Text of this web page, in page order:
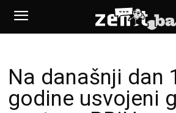
Na današnji dan
godine usvojeni